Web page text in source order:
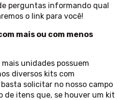
perguntas informando qual
o link para você!
mais ou com menos
unidades possuem
diversos kits com
solicitar no nosso campo
de itens que, se houver um kit